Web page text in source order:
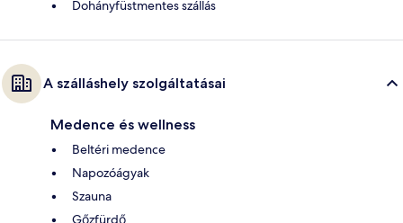
Dohányfüstmentes szállás
A szálláshely szolgáltatásai
Medence és wellness
Beltéri medence
Napozóágyak
Szauna
Gőzfürdő